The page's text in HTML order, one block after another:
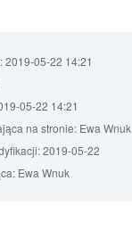
2019-05-22 14:21
05-22 14:21
na stronie: Ewa Wnuk
2019-05-22
Ewa Wnuk